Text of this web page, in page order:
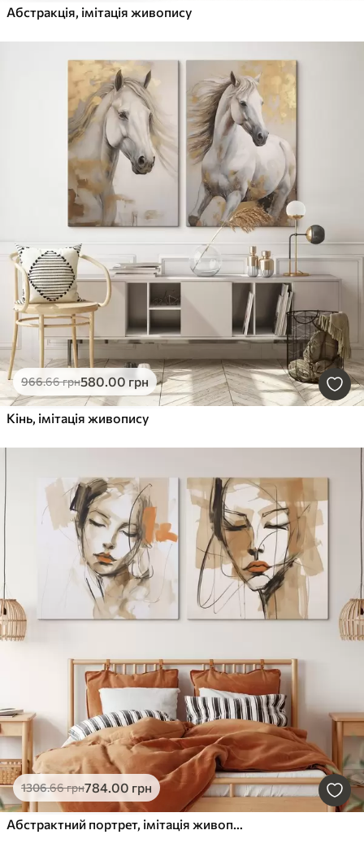
Абстракція, імітація живопису
966.66грн580.00 грн
Кінь, імітація живопису
1306.66грн784.00 грн
Абстрактний портрет, імітація живопису